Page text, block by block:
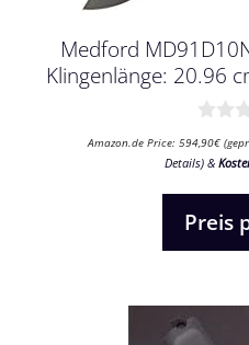
Medford
Klingenlänge: 20.96
v
o
Amazon.de Price: 594,90€
Details) &
Preis